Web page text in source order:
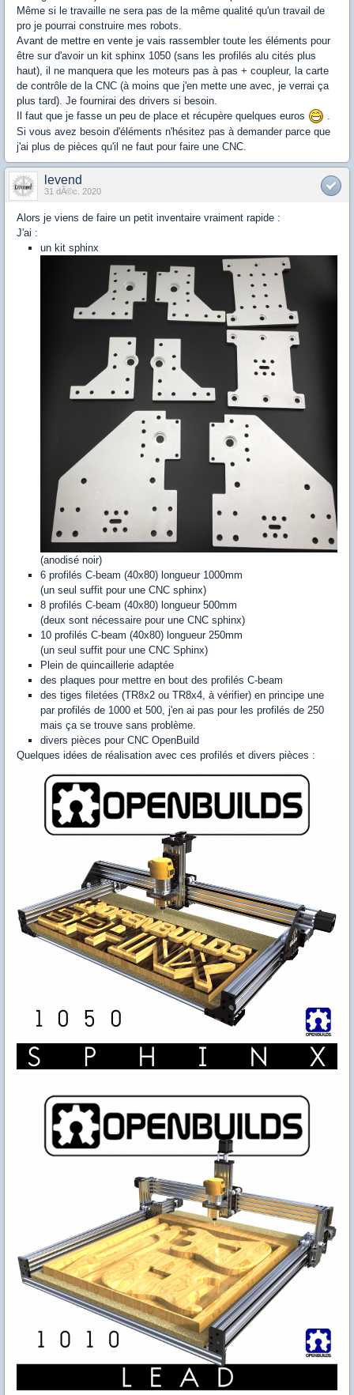
Même si le travaille ne sera pas de la même qualité qu'un travail de
pro je pourrai construire mes robots.
Avant de mettre en vente je vais rassembler toute les éléments pour
être sur d'avoir un kit sphinx 1050 (sans les profilés alu cités plus
haut), il ne manquera que les moteurs pas à pas + coupleur, la carte
de contrôle de la CNC (à moins que j'en mette une avec, je verrai ça
plus tard). Je fournirai des drivers si besoin.
Il faut que je fasse un peu de place et récupère quelques euros
Si vous avez besoin d'éléments n'hésitez pas à demander parce que
j'ai plus de pièces qu'il ne faut pour faire une CNC.
levend
31 dÃ©c. 2020
Alors je viens de faire un petit inventaire vraiment rapide :
J'ai :
un kit sphinx
(anodisé noir)
6 profilés C-beam (40x80) longueur 1000mm
(un seul suffit pour une CNC sphinx)
8 profilés C-beam (40x80) longueur 500mm
(deux sont nécessaire pour une CNC sphinx)
10 profilés C-beam (40x80) longueur 250mm
(un seul suffit pour une CNC Sphinx)
Plein de quincaillerie adaptée
des plaques pour mettre en bout des profilés C-beam
des tiges filetées (TR8x2 ou TR8x4, à vérifier) en principe une
par profilés de 1000 et 500, j'en ai pas pour les profilés de 250
mais ça se trouve sans problème.
divers pièces pour CNC OpenBuild
Quelques idées de réalisation avec ces profilés et divers pièces :